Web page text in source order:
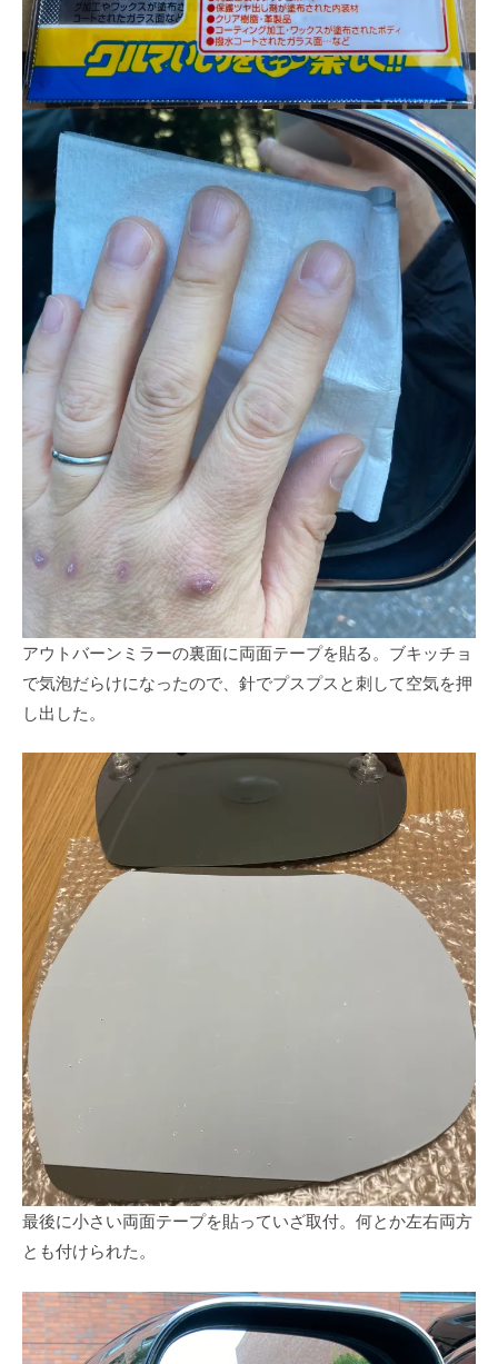
アウトバーンミラーの裏面に両面テープを貼る。ブキッチョ
で気泡だらけになったので、針でプスプスと刺して空気を押
し出した。
最後に小さい両面テープを貼っていざ取付。何とか左右両方
とも付けられた。